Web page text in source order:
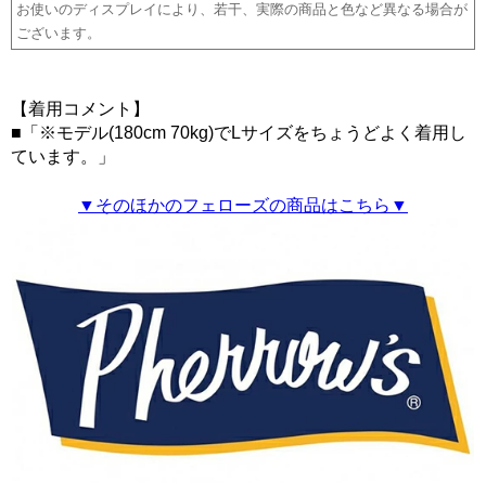
お使いのディスプレイにより、若干、実際の商品と色など異なる場合が
ございます。
【着用コメント】
■「※モデル(180cm 70kg)でLサイズをちょうどよく着用し
ています。」
▼そのほかのフェローズの商品はこちら▼